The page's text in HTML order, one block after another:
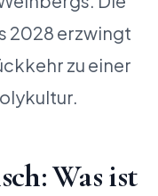
2028 erzwingt
zu einer
Was ist